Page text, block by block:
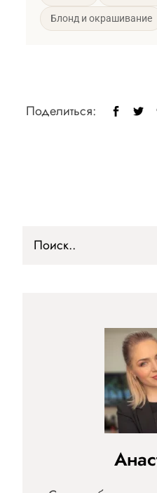
Блонд и окрашивание
Поделиться: